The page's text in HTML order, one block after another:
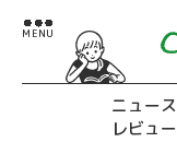
ニュース
レビュー